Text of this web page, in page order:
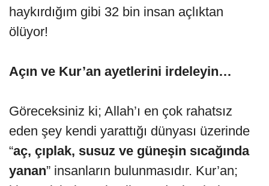
haykırdığım gibi 32 bin insan açlıktan
ölüyor!
Açın ve Kur’an ayetlerini irdeleyin…
Göreceksiniz ki; Allah’ı en çok rahatsız
eden şey kendi yarattığı dünyası üzerinde
“aç, çıplak, susuz ve güneşin sıcağında
yanan” insanların bulunmasıdır. Kur’an;